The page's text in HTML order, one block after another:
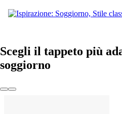
Scegli il tappeto più
soggiorno